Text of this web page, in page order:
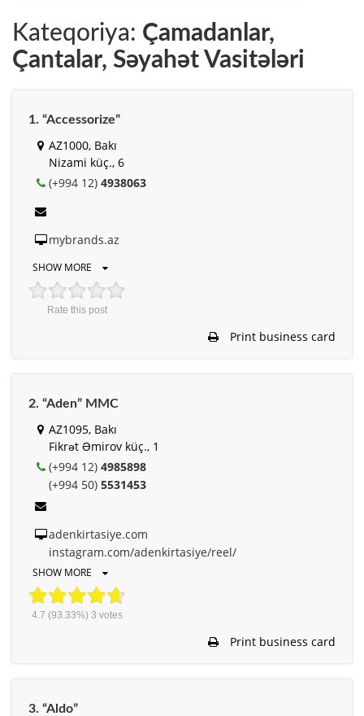
Kateqoriya: Çamadanlar,
Çantalar, Səyahət Vasitələri
1. “Accessorize”
AZ1000, Bakı
Nizami küç., 6
(+994 12) 4938063
mybrands.az
SHOW MORE
Rate this post
Print business card
2. “Aden” MMC
AZ1095, Bakı
Fikrət Əmirov küç., 1
(+994 12) 4985898
(+994 50) 5531453
adenkirtasiye.com
instagram.com/adenkirtasiye/reel/
SHOW MORE
4.7 (93.33%) 3 votes
Print business card
3. “Aldo”